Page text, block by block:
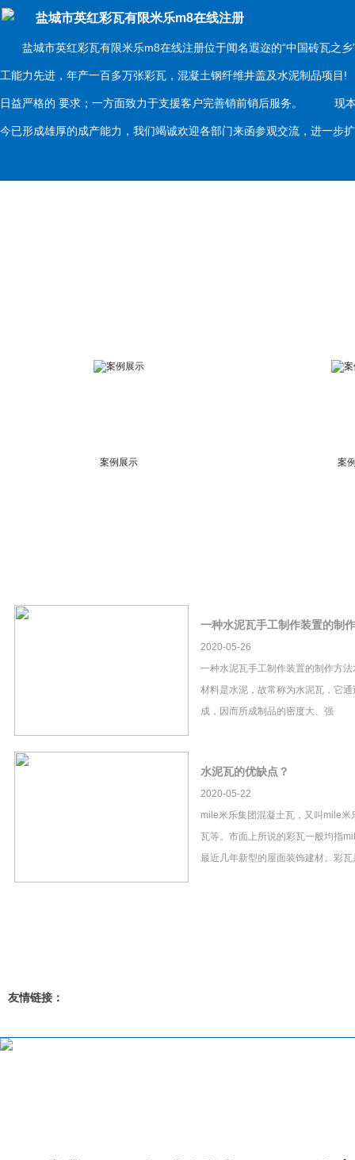
盐城市英红彩瓦有限米乐m8在线注册
盐城市英红彩瓦有限米乐m8在线注册位于闻名遐迩的“中国砖瓦之乡
工能力先进，年产一百多万张彩瓦，混凝土钢纤维井盖及水泥制品项
日益严格的 要求；一方面致力于支援客户完善销前销后服务。 现本
今已形成雄厚的成产能力，我们竭诚欢迎各部门来函参观交流，进一
案例展示 案
一种水泥瓦手工制作装置的制
2020-05-26
一种水泥瓦手工制作装置的制作方
材料是水泥，故常称为水泥瓦，它
成，因而所成制品的密度大、强
水泥瓦的优缺点？
2020-05-22
mile米乐集团混凝土瓦，又叫mile米
瓦等。市面上所说的彩瓦一般均指
最近几年新型的屋面装饰建材。彩
友情链接：